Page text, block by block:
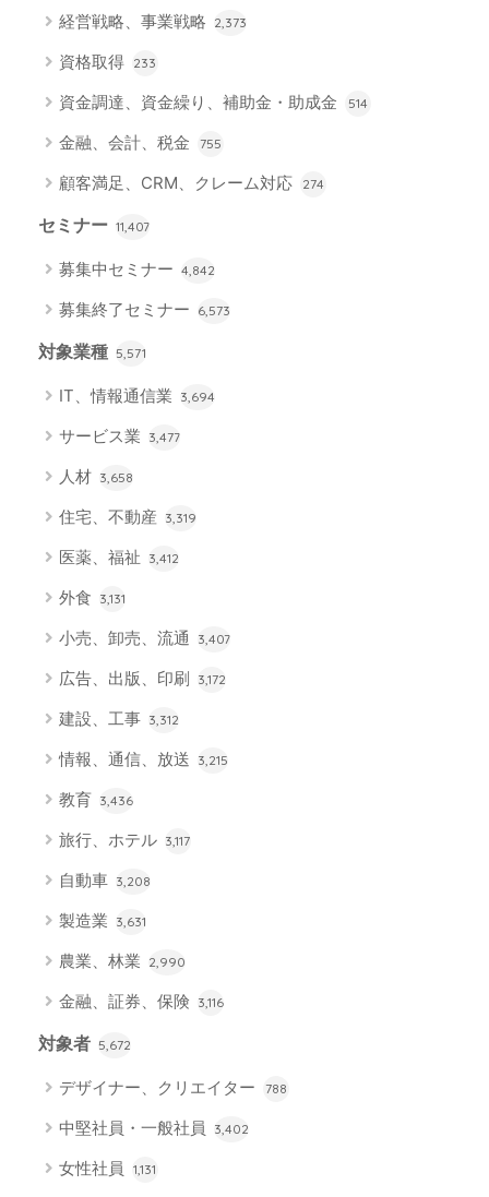
経営戦略、事業戦略 2,373
資格取得 233
資金調達、資金繰り、補助金・助成金 514
金融、会計、税金 755
顧客満足、CRM、クレーム対応 274
セミナー 11,407
募集中セミナー 4,842
募集終了セミナー 6,573
対象業種 5,571
IT、情報通信業 3,694
サービス業 3,477
人材 3,658
住宅、不動産 3,319
医薬、福祉 3,412
外食 3,131
小売、卸売、流通 3,407
広告、出版、印刷 3,172
建設、工事 3,312
情報、通信、放送 3,215
教育 3,436
旅行、ホテル 3,117
自動車 3,208
製造業 3,631
農業、林業 2,990
金融、証券、保険 3,116
対象者 5,672
デザイナー、クリエイター 788
中堅社員・一般社員 3,402
女性社員 1,131